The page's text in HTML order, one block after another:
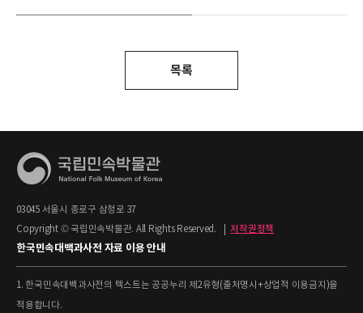
목록
03045 서울시 종로구 삼청로 37
Copyright © 국립민속박물관. All Rights Reserved.
저작권정책
한국민속대백과사전 자료 이용 안내
1. 한국민속대백과사전의 텍스트는 공공누리 제2유형(출처명시+상업적 이용금지)을
적용합니다.